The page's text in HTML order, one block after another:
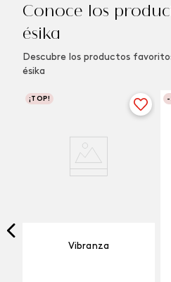
Conoce los
ésika
Descubre los productos
ésika
¡TOP!
Vibranza
-